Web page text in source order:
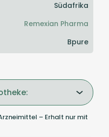
Südafrika
Remexian Pharma
Bpure
– Erhalt nur mit